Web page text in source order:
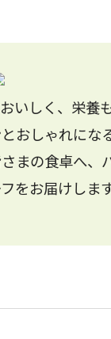
いしく、栄養
おしゃれにな
まの食卓へ、
をお届けします